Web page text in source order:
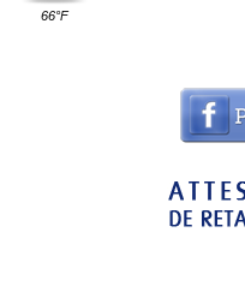
66°F